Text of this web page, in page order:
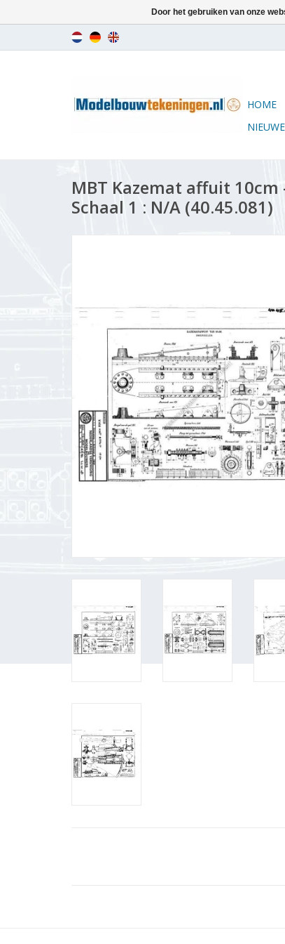
HOME
MBT Kazemat affuit
Schaal 1 : N/A (40.45.081)
Door het gebruiken van onze